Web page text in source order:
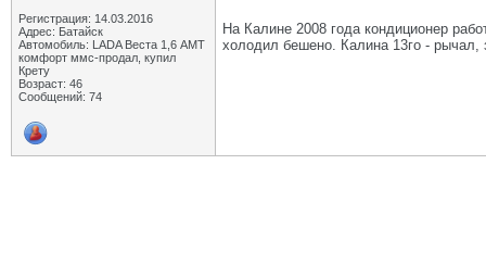
Регистрация: 14.03.2016
Адрес: Батайск
Автомобиль: LADA Веста 1,6 АМТ
комфорт ммс-продал, купил
Крету
Возраст: 46
Сообщений: 74
На Калине 2008 года кондиционер
холодил бешено. Калина 13го - рычал,